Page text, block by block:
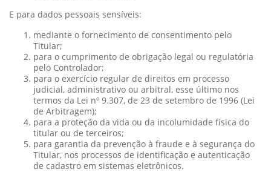
E para dados pessoais sensíveis:
mediante o fornecimento de consentimento pelo
Titular;
para o cumprimento de obrigação legal ou regulatória
pelo Controlador;
para o exercício regular de direitos em processo
judicial, administrativo ou arbitral, esse último nos
termos da Lei nº 9.307, de 23 de setembro de 1996 (Lei
de Arbitragem);
para a proteção da vida ou da incolumidade física do
titular ou de terceiros;
para garantia da prevenção à fraude e à segurança do
Titular, nos processos de identificação e autenticação
de cadastro em sistemas eletrônicos.